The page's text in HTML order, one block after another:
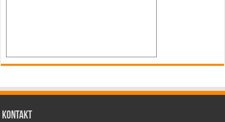
Kontakt